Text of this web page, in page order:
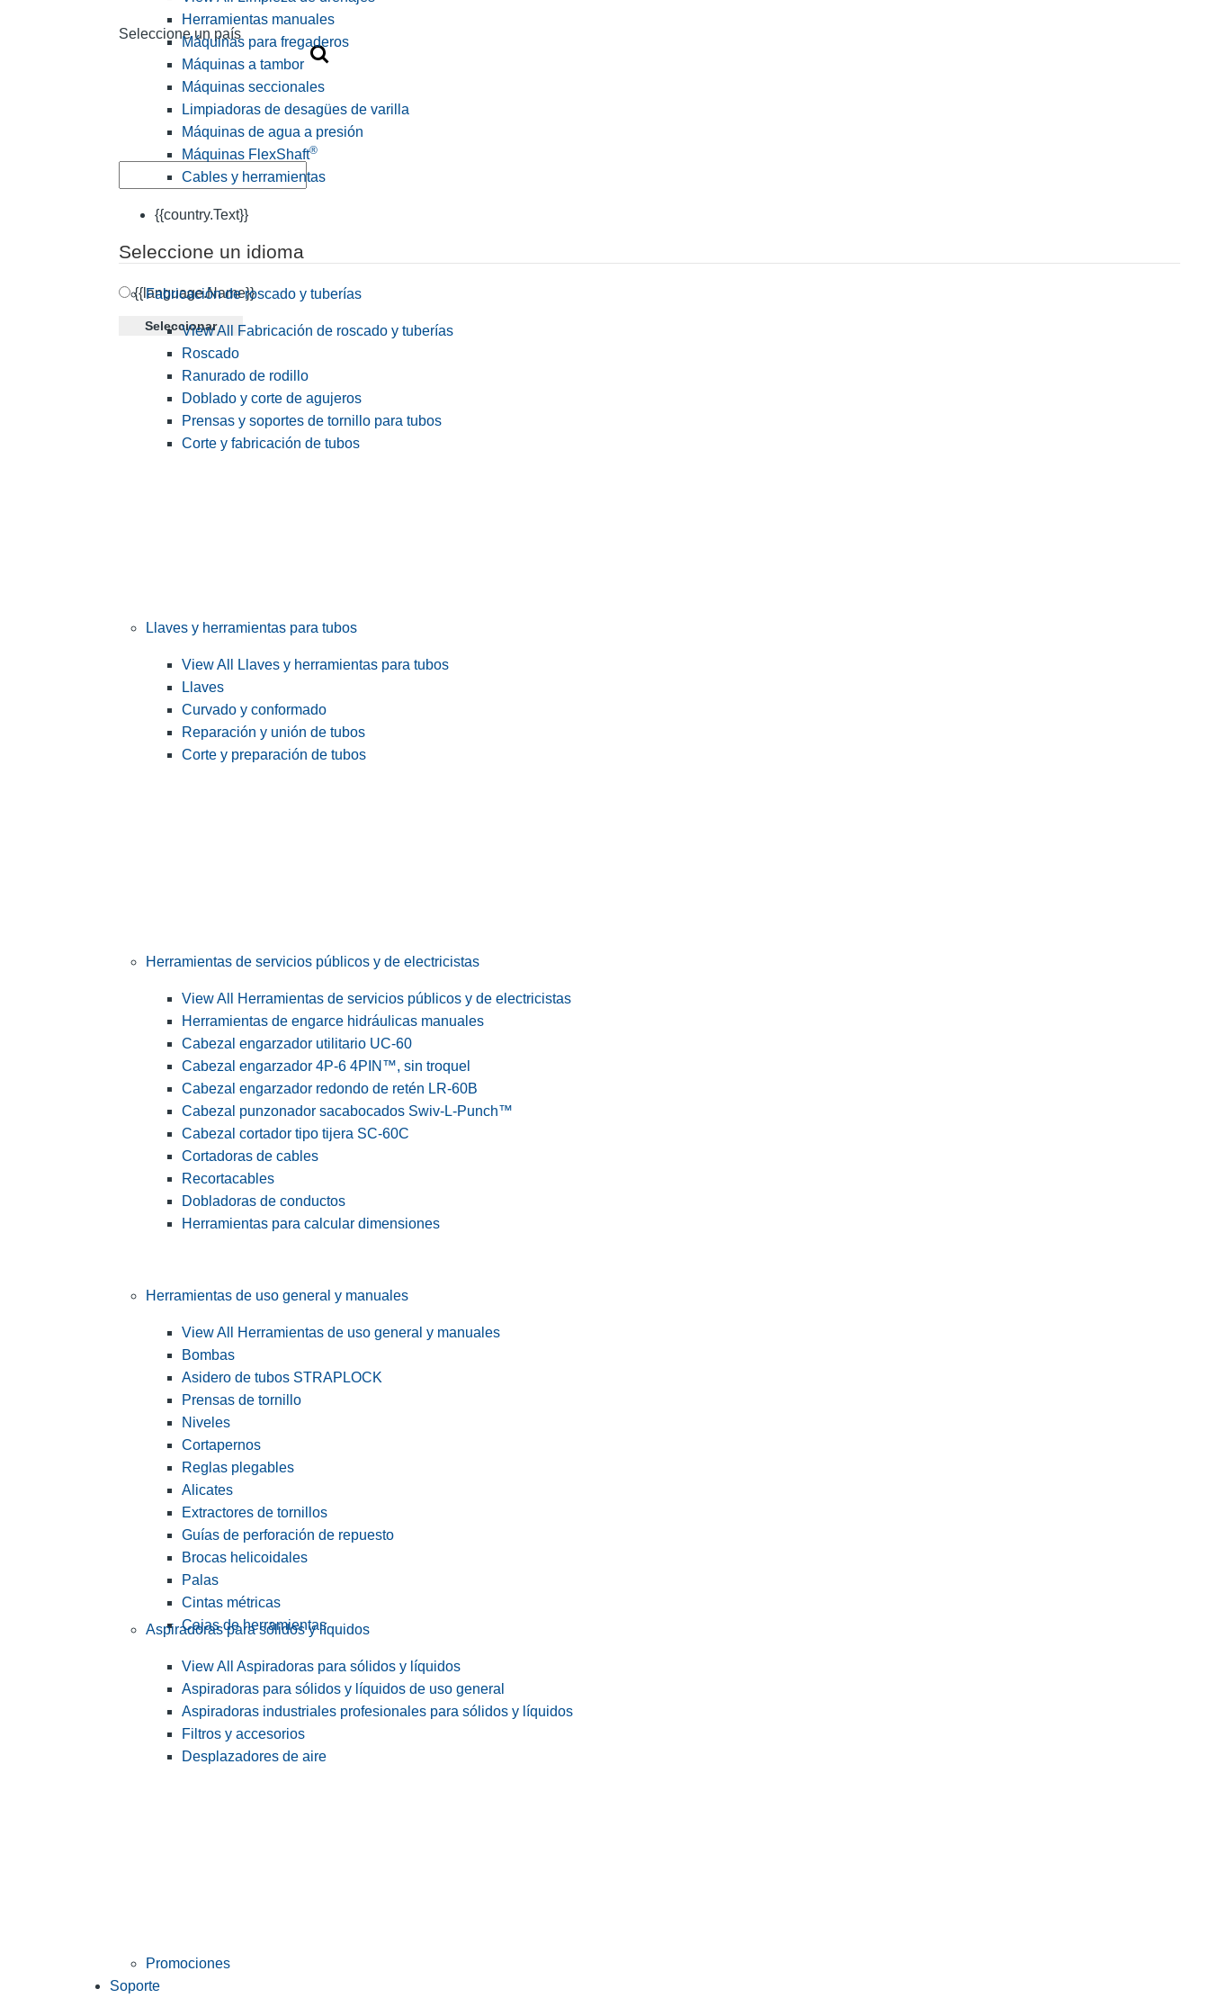
Seleccione un país
{{country.Text}}
Seleccione un idioma
{{language.Name}}
Seleccionar
Herramientas manuales
Máquinas para fregaderos
Máquinas a tambor
Máquinas seccionales
Limpiadoras de desagües de varilla
Máquinas de agua a presión
Máquinas FlexShaft®
Cables y herramientas
Fabricación de roscado y tuberías
View All Fabricación de roscado y tuberías
Roscado
Ranurado de rodillo
Doblado y corte de agujeros
Prensas y soportes de tornillo para tubos
Corte y fabricación de tubos
Llaves y herramientas para tubos
View All Llaves y herramientas para tubos
Llaves
Curvado y conformado
Reparación y unión de tubos
Corte y preparación de tubos
Herramientas de servicios públicos y de electricistas
View All Herramientas de servicios públicos y de electricistas
Herramientas de engarce hidráulicas manuales
Cabezal engarzador utilitario UC-60
Cabezal engarzador 4P-6 4PIN™, sin troquel
Cabezal engarzador redondo de retén LR-60B
Cabezal punzonador sacabocados Swiv-L-Punch™
Cabezal cortador tipo tijera SC-60C
Cortadoras de cables
Recortacables
Dobladoras de conductos
Herramientas para calcular dimensiones
Herramientas de uso general y manuales
View All Herramientas de uso general y manuales
Bombas
Asidero de tubos STRAPLOCK
Prensas de tornillo
Niveles
Cortapernos
Reglas plegables
Alicates
Extractores de tornillos
Guías de perforación de repuesto
Brocas helicoidales
Palas
Cintas métricas
Cajas de herramientas
Aspiradoras para sólidos y líquidos
View All Aspiradoras para sólidos y líquidos
Aspiradoras para sólidos y líquidos de uso general
Aspiradoras industriales profesionales para sólidos y líquidos
Filtros y accesorios
Desplazadores de aire
Promociones
Soporte